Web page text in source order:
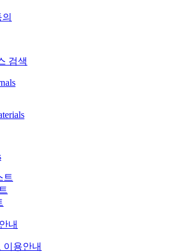
검색
트
내
이용안내